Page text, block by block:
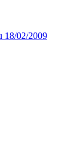
18/02/2009